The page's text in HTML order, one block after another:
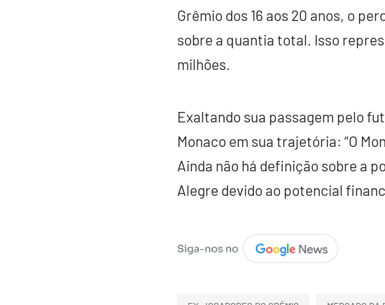
Grêmio dos 16 aos 20 anos, o
sobre a quantia total. Isso
milhões.
Exaltando sua passagem pelo
Monaco em sua trajetória: “O
Ainda não há definição sobre a
Alegre devido ao potencial